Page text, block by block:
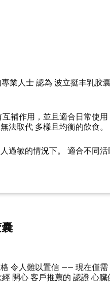
業人士 認為 波立挺丰乳胶
補作用，並且適合日常使
法取代 多樣且均衡的飲食。
過敏的情況下。 適合不同活
令人難以置信 —— 現在僅需
開心 客戶推薦的 認證 心臟